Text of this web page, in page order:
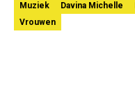
Muziek Davina Michelle
Vrouwen